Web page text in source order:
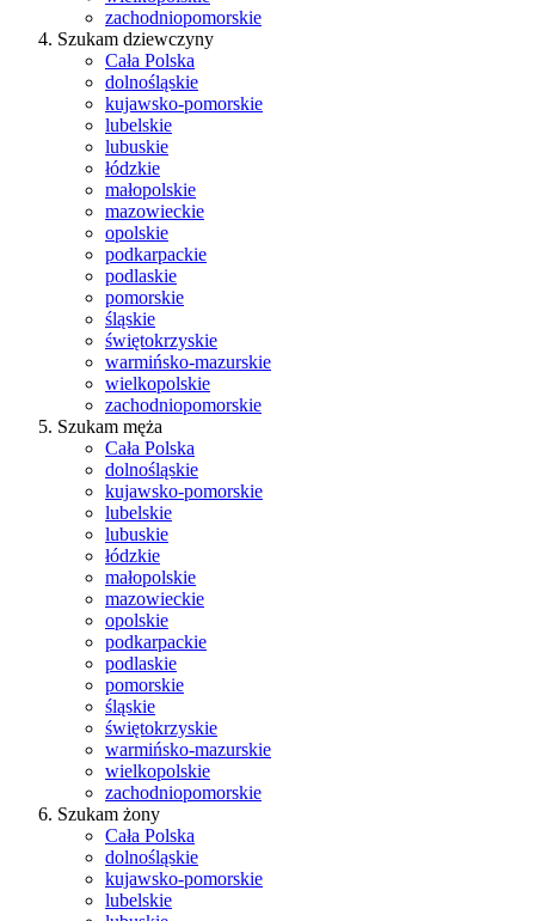
zachodniopomorskie
Szukam dziewczyny
Cała Polska
dolnośląskie
kujawsko-pomorskie
lubelskie
lubuskie
łódzkie
małopolskie
mazowieckie
opolskie
podkarpackie
podlaskie
pomorskie
śląskie
świętokrzyskie
warmińsko-mazurskie
wielkopolskie
zachodniopomorskie
Szukam męża
Cała Polska
dolnośląskie
kujawsko-pomorskie
lubelskie
lubuskie
łódzkie
małopolskie
mazowieckie
opolskie
podkarpackie
podlaskie
pomorskie
śląskie
świętokrzyskie
warmińsko-mazurskie
wielkopolskie
zachodniopomorskie
Szukam żony
Cała Polska
dolnośląskie
kujawsko-pomorskie
lubelskie